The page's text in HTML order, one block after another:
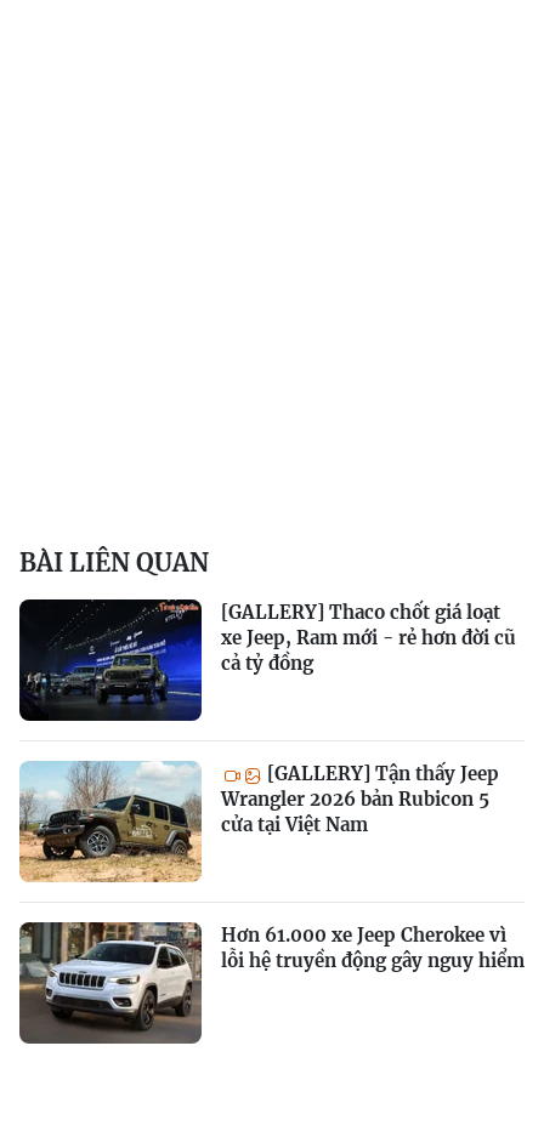
BÀI LIÊN QUAN
[GALLERY] Thaco chốt giá loạt
xe Jeep, Ram mới - rẻ hơn đời cũ
cả tỷ đồng
[GALLERY] Tận thấy Jeep
Wrangler 2026 bản Rubicon 5
cửa tại Việt Nam
Hơn 61.000 xe Jeep Cherokee vì
lỗi hệ truyền động gây nguy hiểm